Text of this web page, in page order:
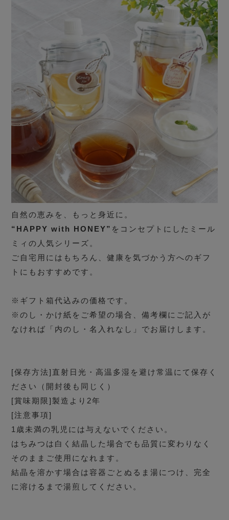
自然の恵みを、もっと身近に。
“HAPPY with HONEY” をコンセプトにしたミール
ミィの人気シリーズ。
ご自宅用にはもちろん、健康を気づかう方へのギフ
トにもおすすめです。
※ギフト箱代込みの価格です。
※のし・かけ紙をご希望の場合、備考欄にご記入が
なければ「内のし・名入れなし」でお届けします。
[保存方法]直射日光・高温多湿を避け常温にて保存く
ださい（開封後も同じく）
[賞味期限]製造より2年
[注意事項]
1歳未満の乳児には与えないでください。
はちみつは白く結晶した場合でも品質に変わりなく
そのままご使用になれます。
結晶を溶かす場合は容器ごとぬるま湯につけ、完全
に溶けるまで湯煎してください。